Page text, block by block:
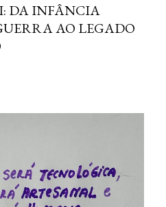
DA INFÂNCIA
AO LEGADO